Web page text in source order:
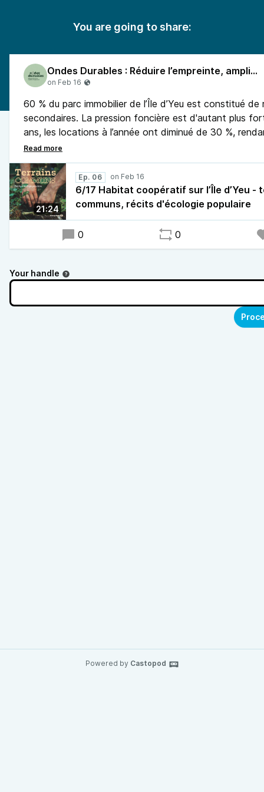
You are going to share:
Ondes Durables : Réduire l’empreinte, amplifier l’engagement
60 % du parc immobilier de l’Île d’Yeu est constitué de
secondaires. La pression foncière est d'autant plus
ans, les locations à l’année ont diminué de 30 %,
au logement de plus en plus difficile pour les
permanents. La recherche d’une location stable ou
propriété devient ainsi critique sur l’île comme sur
littorale des Pays de la Loire et de la Bretagne.
21:24
Ep. 06
6/17 Habitat coopératif sur l’Île d’Yeu -
communs, récits d'écologie populaire
0 0
Your handle
Powered by Castopod